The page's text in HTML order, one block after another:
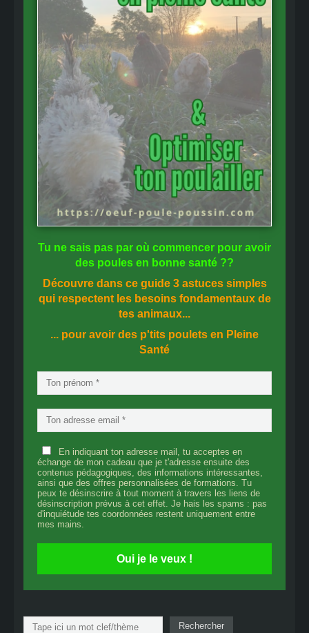
Tu ne sais pas par où commencer pour avoir
des poules en bonne santé ??
Découvre dans ce guide 3 astuces simples
qui respectent les besoins fondamentaux de
tes animaux...
... pour avoir des p'tits poulets en Pleine
Santé
En indiquant ton adresse mail, tu acceptes en
échange de mon cadeau que je t'adresse ensuite des
contenus pédagogiques, des informations intéressantes,
ainsi que des offres personnalisées de formations. Tu
peux te désinscrire à tout moment à travers les liens de
désinscription prévus à cet effet. Je hais les spams : pas
d'inquiétude tes coordonnées restent uniquement entre
mes mains.
Oui je le veux !
Rechercher Rechercher